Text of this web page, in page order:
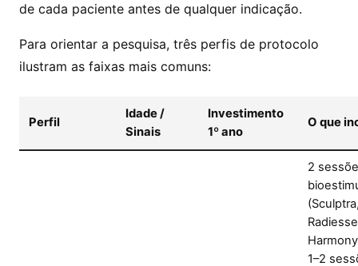
de cada paciente antes de qualquer indicação.
Para orientar a pesquisa, três perfis de protocolo
ilustram as faixas mais comuns:
Perfil
Idade /
Sinais
Investimento
1º ano
O que
2
1–2